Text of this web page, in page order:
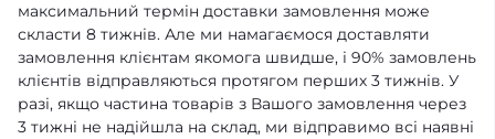
максимальний термін доставки замовлення може
скласти 8 тижнів. Але ми намагаємося доставляти
замовлення клієнтам якомога швидше, і 90% замовлень
клієнтів відправляються протягом перших 3 тижнів. У
разі, якщо частина товарів з Вашого замовлення через
3 тижні не надійшла на склад, ми відправимо всі наявні